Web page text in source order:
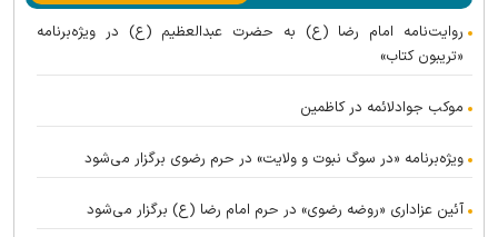
روایت‌نامه امام رضا (ع) به حضرت عبدالعظیم (ع) در ویژه‌برنامه
«تریبون کتاب»
موکب جوادلائمه در کاظمین
ویژه‌برنامه «در سوگ نبوت و ولایت» در حرم رضوی برگزار می‌شود
آئین عزاداری «روضه رضوی» در حرم امام رضا (ع) برگزار می‌شود